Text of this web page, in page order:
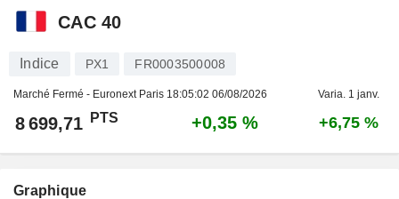
CAC 40
Indice PX1 FR0003500008
Marché Fermé - Euronext Paris 18:05:02 06/08/2026 Varia. 1 janv.
8 699,71 PTS +0,35 % +6,75 %
Graphique